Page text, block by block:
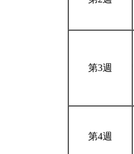
第3週
第4週